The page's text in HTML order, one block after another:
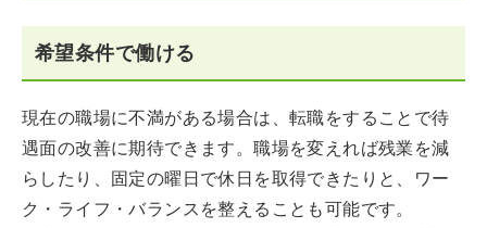
希望条件で働ける
現在の職場に不満がある場合は、転職をすることで待
遇面の改善に期待できます。職場を変えれば残業を減
らしたり、固定の曜日で休日を取得できたりと、ワー
ク・ライフ・バランスを整えることも可能です。